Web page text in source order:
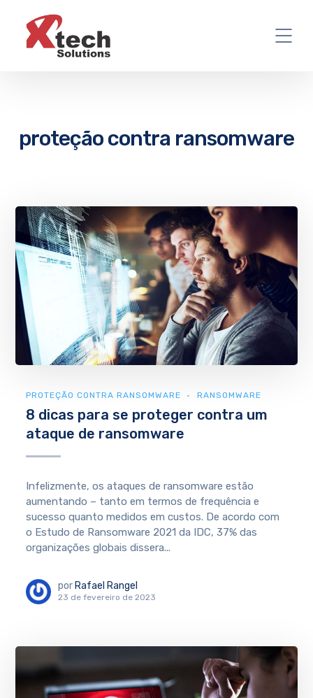
proteção contra ransomware
PROTEÇÃO CONTRA RANSOMWARE RANSOMWARE
8 dicas para se proteger contra um
ataque de ransomware
Infelizmente, os ataques de ransomware estão
aumentando – tanto em termos de frequência e
sucesso quanto medidos em custos. De acordo com
o Estudo de Ransomware 2021 da IDC, 37% das
organizações globais dissera...
por Rafael Rangel
23 de fevereiro de 2023